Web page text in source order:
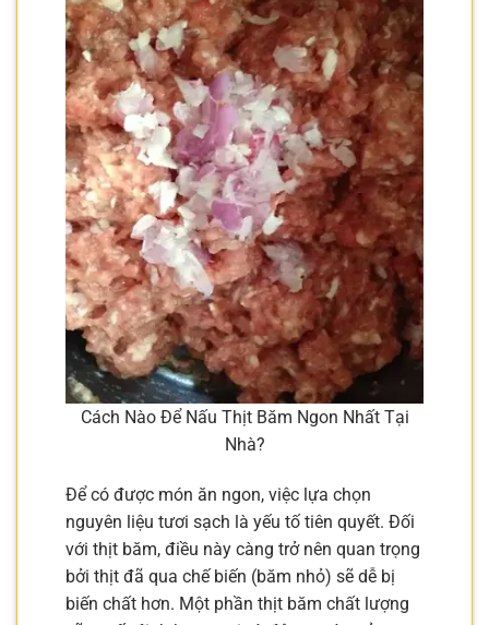
Cách Nào Để Nấu Thịt Băm Ngon Nhất Tại
Nhà?
Để có được món ăn ngon, việc lựa chọn
nguyên liệu tươi sạch là yếu tố tiên quyết. Đối
với thịt băm, điều này càng trở nên quan trọng
bởi thịt đã qua chế biến (băm nhỏ) sẽ dễ bị
biến chất hơn. Một phần thịt băm chất lượng